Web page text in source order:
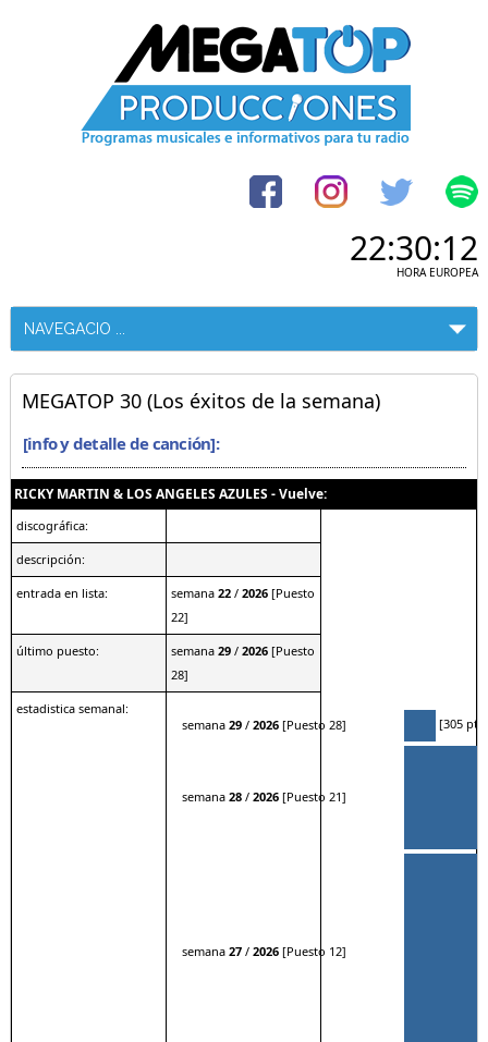
22:30:12
HORA EUROPEA
MEGATOP 30 (Los éxitos de la semana)
[info y detalle de canción]:
RICKY MARTIN & LOS ANGELES AZULES - Vuelve:
discográfica:
descripción:
entrada en lista: semana 22/ 2026[Puesto
22]
último puesto: semana 29/ 2026[Puesto
28]
estadistica semanal:
semana 29/ 2026[Puesto 28] [305
semana 28/ 2026[Puesto 21]
semana 27/ 2026[Puesto 12]